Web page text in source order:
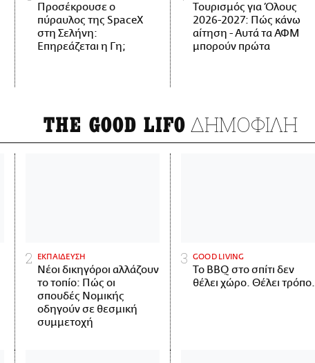
Προσέκρουσε ο
πύραυλος της SpaceX
στη Σελήνη:
Επηρεάζεται η Γη;
Τουρισμός για Όλους
2026-2027: Πώς κάνω
αίτηση - Αυτά τα ΑΦΜ
μπορούν πρώτα
THE GOOD LIFO ΔΗΜΟΦΙΛΗ
ΕΚΠΑΙΔΕΥΣΗ
Νέοι δικηγόροι αλλάζουν
το τοπίο: Πώς οι
σπουδές Νομικής
οδηγούν σε θεσμική
συμμετοχή
GOOD LIVING
Το BBQ στο σπίτι δεν
θέλει χώρο. Θέλει τρόπο.